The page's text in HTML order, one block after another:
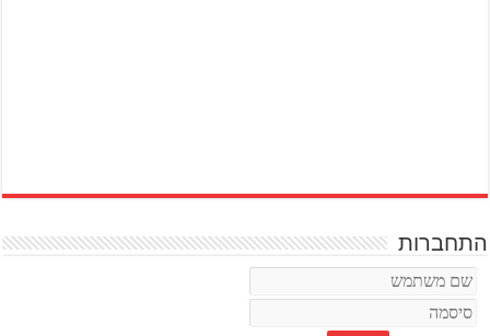
התחברות